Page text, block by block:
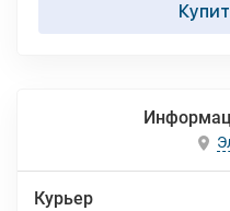
Курьер